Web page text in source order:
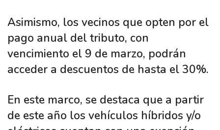
Asimismo, los vecinos que opten por el
pago anual del tributo, con
vencimiento el 9 de marzo, podrán
acceder a descuentos de hasta el 30%.
En este marco, se destaca que a partir
de este año los vehículos híbridos y/o